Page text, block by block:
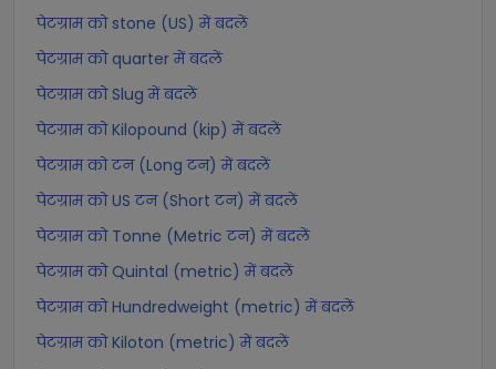
पेटग्राम को stone (US) में बदलें
पेटग्राम को quarter में बदलें
पेटग्राम को Slug में बदलें
पेटग्राम को Kilopound (kip) में बदलें
पेटग्राम को टन (Long टन) में बदलें
पेटग्राम को US टन (Short टन) में बदलें
पेटग्राम को Tonne (Metric टन) में बदलें
पेटग्राम को Quintal (metric) में बदलें
पेटग्राम को Hundredweight (metric) में बदलें
पेटग्राम को Kiloton (metric) में बदलें